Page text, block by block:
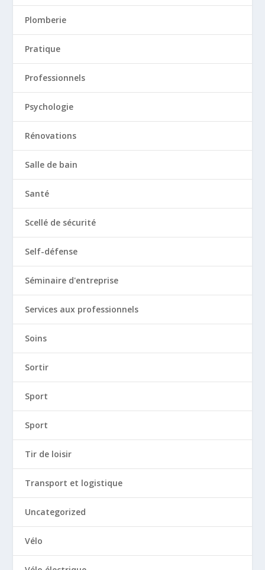
Plomberie
Pratique
Professionnels
Psychologie
Rénovations
Salle de bain
Santé
Scellé de sécurité
Self-défense
Séminaire d'entreprise
Services aux professionnels
Soins
Sortir
Sport
Sport
Tir de loisir
Transport et logistique
Uncategorized
Vélo